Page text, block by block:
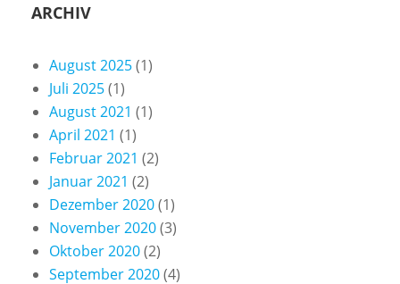
ARCHIV
August 2025(1)
Juli 2025(1)
August 2021 (1)
April 2021 (1)
Februar 2021 (2)
Januar 2021 (2)
Dezember 2020(1)
November 2020(3)
Oktober 2020(2)
September 2020(4)